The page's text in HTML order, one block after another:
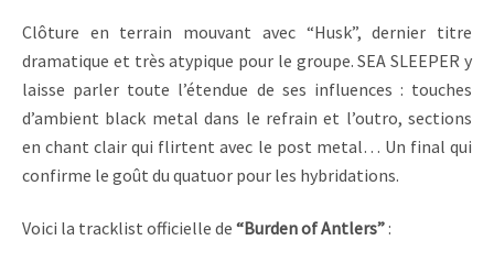
Clôture en terrain mouvant avec “Husk”, dernier titre
dramatique et très atypique pour le groupe. SEA SLEEPER y
laisse parler toute l’étendue de ses influences : touches
d’ambient black metal dans le refrain et l’outro, sections
en chant clair qui flirtent avec le post metal… Un final qui
confirme le goût du quatuor pour les hybridations.
Voici la tracklist officielle de “Burden of Antlers” :